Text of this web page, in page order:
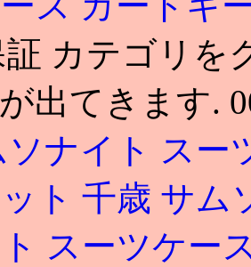
カテゴリを
出てきます.
ソナイト スー
ト 千歳 サム
スーツケー